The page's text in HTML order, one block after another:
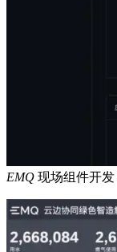
EMQ 现场组件开发